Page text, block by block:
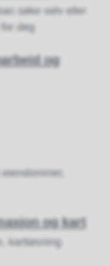
søke selv eller
deg
og
og kart
kartløsning